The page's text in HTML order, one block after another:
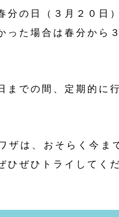
分の日（３月２０日
った場合は春分から
までの間、定期的に
ザは、おそらく今ま
ひぜひトライしてく